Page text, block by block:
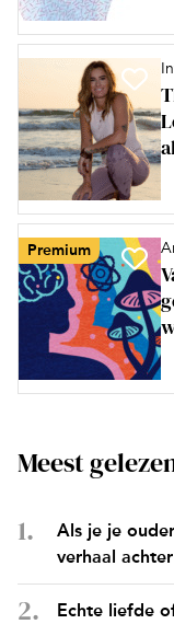
Premium
Meest
Als je je
verhaal
Echte liefde